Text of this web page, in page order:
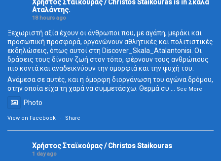
Χρήστος Σταϊκούρας / Christos Staikouras is in Σκάλα
Aταλάντης.
18 hours ago
Ξεχωριστή αξία έχουν οι άνθρωποι που, με αγάπη, μεράκι και
προσωπική προσφορά, οργανώνουν αθλητικές και πολιτιστικές
εκδηλώσεις, όπως αυτοί στη Discover_Skala_Atalantonisi. Οι
δράσεις τους δίνουν ζωή στον τόπο, φέρνουν τους ανθρώπους
πιο κοντά και αναδεικνύουν την ομορφιά και την ψυχή του.
Ανάμεσα σε αυτές, και η όμορφη διοργάνωση του αγώνα δρόμου,
στην οποία είχα τη χαρά να συμμετάσχω. Θερμά συ
See More
Photo
View on Facebook · Share
Χρήστος Σταϊκούρας / Christos Staikouras
1 day ago